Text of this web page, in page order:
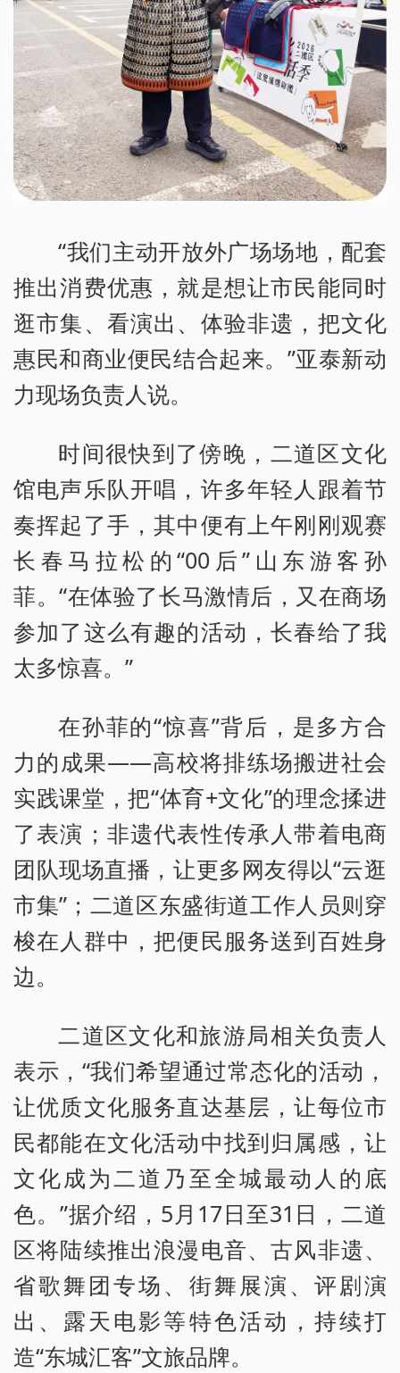
“我们主动开放外广场场地，配套
推出消费优惠，就是想让市民能同时
逛市集、看演出、体验非遗，把文化
惠民和商业便民结合起来。”亚泰新动
力现场负责人说。
时间很快到了傍晚，二道区文化
馆电声乐队开唱，许多年轻人跟着节
奏挥起了手，其中便有上午刚刚观赛
长春马拉松的“00后”山东游客孙
菲。“在体验了长马激情后，又在商场
参加了这么有趣的活动，长春给了我
太多惊喜。”
在孙菲的“惊喜”背后，是多方合
力的成果——高校将排练场搬进社会
实践课堂，把“体育+文化”的理念揉进
了表演；非遗代表性传承人带着电商
团队现场直播，让更多网友得以“云逛
市集”；二道区东盛街道工作人员则穿
梭在人群中，把便民服务送到百姓身
边。
二道区文化和旅游局相关负责人
表示，“我们希望通过常态化的活动，
让优质文化服务直达基层，让每位市
民都能在文化活动中找到归属感，让
文化成为二道乃至全城最动人的底
色。”据介绍，5月17日至31日，二道
区将陆续推出浪漫电音、古风非遗、
省歌舞团专场、街舞展演、评剧演
出、露天电影等特色活动，持续打
造“东城汇客”文旅品牌。